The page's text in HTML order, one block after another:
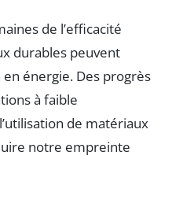
de l’efficacité
durables peuvent
énergie. Des progrès
à faible
de matériaux
notre empreinte